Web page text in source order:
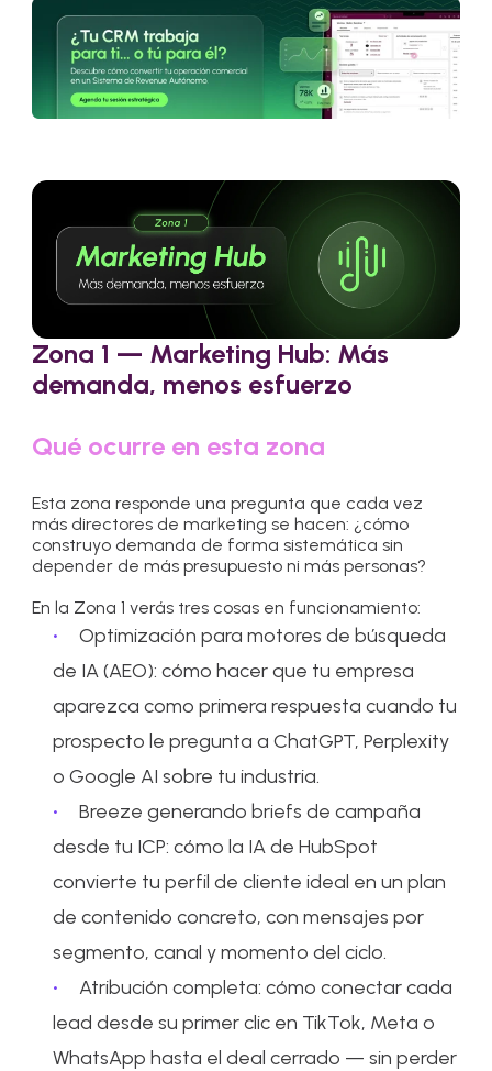
Zona 1 — Marketing Hub: Más
demanda, menos esfuerzo
Qué ocurre en esta zona
Esta zona responde una pregunta que cada vez
más directores de marketing se hacen: ¿cómo
construyo demanda de forma sistemática sin
depender de más presupuesto ni más personas?
En la Zona 1 verás tres cosas en funcionamiento:
Optimización para motores de búsqueda
de IA (AEO): cómo hacer que tu empresa
aparezca como primera respuesta cuando tu
prospecto le pregunta a ChatGPT, Perplexity
o Google AI sobre tu industria.
Breeze generando briefs de campaña
desde tu ICP: cómo la IA de HubSpot
convierte tu perfil de cliente ideal en un plan
de contenido concreto, con mensajes por
segmento, canal y momento del ciclo.
Atribución completa: cómo conectar cada
lead desde su primer clic en TikTok, Meta o
WhatsApp hasta el deal cerrado — sin perder